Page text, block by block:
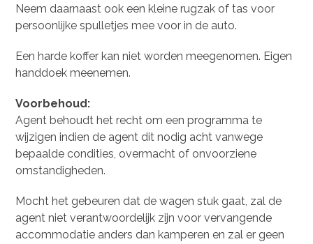
Neem daarnaast ook een kleine rugzak of tas voor
persoonlijke spulletjes mee voor in de auto.
Een harde koffer kan niet worden meegenomen. Eigen
handdoek meenemen.
Voorbehoud:
Agent behoudt het recht om een programma te
wijzigen indien de agent dit nodig acht vanwege
bepaalde condities, overmacht of onvoorziene
omstandigheden.
Mocht het gebeuren dat de wagen stuk gaat, zal de
agent niet verantwoordelijk zijn voor vervangende
accommodatie anders dan kamperen en zal er geen